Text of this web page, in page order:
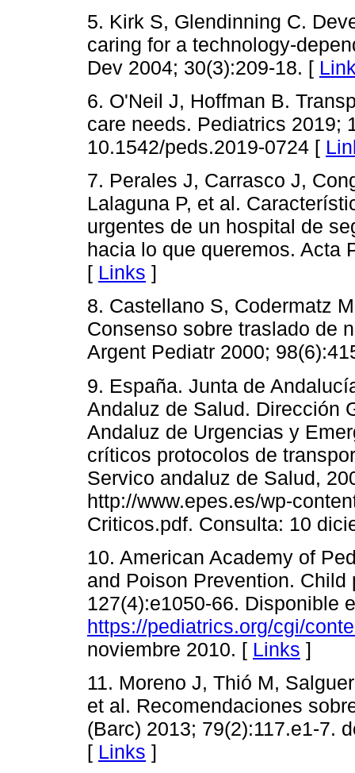
5. Kirk S, Glendinning C.
caring for a technology-
Dev 2004; 30(3):209-18. [
6. O'Neil J, Hoffman B.
care needs. Pediatrics 2019;
10.1542/peds.2019-0724 [
7. Perales J, Carrasco J,
Lalaguna P, et al.
urgentes de un hospital de
hacia lo que queremos. Acta
[ Links ]
8. Castellano S, Codermatz
Consenso sobre traslado de
Argent Pediatr 2000;
9. España. Junta de
Andaluz de Salud. Dirección
Andaluz de Urgencias y
críticos protocolos de
Servico andaluz de Salud,
http://www.epes.es/wp-
Criticos.pdf. Consulta: 10
10. American Academy of
and Poison Prevention.
127(4):e1050-66. Disponible
https://pediatrics.org/cgi/
noviembre 2010. [ Links ]
11. Moreno J, Thió M,
et al. Recomendaciones
(Barc) 2013; 79(2):117.e1-7.
[ Links ]